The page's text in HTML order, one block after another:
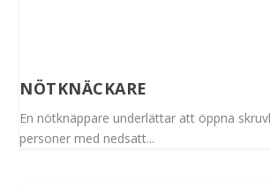
NÖTKNÄCKARE
En nötknäppare underlättar att öppna
personer med nedsatt...